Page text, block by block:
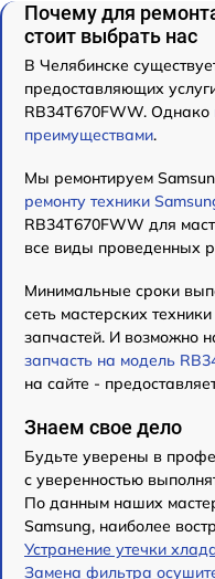
Почему для
стоит выбрать нас
В Челябинске
предоставляющих
RB34T670FWW. Однако
преимуществами.
Мы ремонтируем
ремонту техники
RB34T670FWW для
все виды проведенных
Минимальные сроки
сеть мастерских
запчастей. И возможно
запчасть на модель
на сайте -
Знаем свое дело
Будьте уверены в
с уверенностью
По данным наших
Samsung, наиболее
Устранение утечки
Замена фильтра